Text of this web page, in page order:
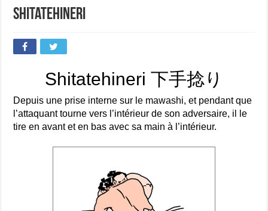
Shitatehineri
Shitatehineri 下手捻り
Depuis une prise interne sur le mawashi, et pendant que
l’attaquant tourne vers l’intérieur de son adversaire, il le
tire en avant et en bas avec sa main à l’intérieur.